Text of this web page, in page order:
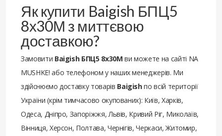
Як купити Baigish БПЦ5
8х30М з миттєвою
доставкою?
Замовити Baigish БПЦ5 8х30М ви можете на сайті NA
MUSHKE! або телефоном у наших менеджерів. Ми
здійснюємо доставку товарів Baigishпо всій території
України (крім тимчасово окупованих): Київ, Харків,
Одеса, Дніпро, Запоріжжя, Львів, Кривий Ріг, Миколаїв,
Вінниця, Херсон, Полтава, Чернігів, Черкаси, Житомир,